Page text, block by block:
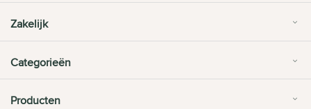
Zakelijk
Categorieën
Producten